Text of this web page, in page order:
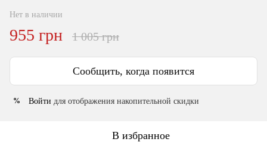
Нет в наличии
955 грн 1 005 грн
Сообщить, когда появится
% Войти для отображения накопительной скидки
В избранное